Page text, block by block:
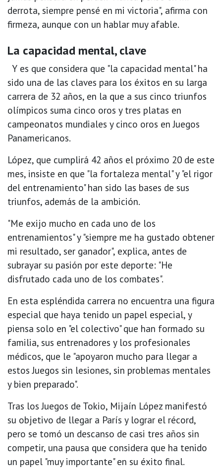
derrota, siempre pensé en mi victoria", afirma con
firmeza, aunque con un hablar muy afable.
La capacidad mental, clave
Y es que considera que "la capacidad mental" ha
sido una de las claves para los éxitos en su larga
carrera de 32 años, en la que a sus cinco triunfos
olímpicos suma cinco oros y tres platas en
campeonatos mundiales y cinco oros en Juegos
Panamericanos.
López, que cumplirá 42 años el próximo 20 de este
mes, insiste en que "la fortaleza mental" y "el rigor
del entrenamiento" han sido las bases de sus
triunfos, además de la ambición.
"Me exijo mucho en cada uno de los
entrenamientos" y "siempre me ha gustado obtener
mi resultado, ser ganador", explica, antes de
subrayar su pasión por este deporte: "He
disfrutado cada uno de los combates".
En esta espléndida carrera no encuentra una figura
especial que haya tenido un papel especial, y
piensa solo en "el colectivo" que han formado su
familia, sus entrenadores y los profesionales
médicos, que le "apoyaron mucho para llegar a
estos Juegos sin lesiones, sin problemas mentales
y bien preparado".
Tras los Juegos de Tokio, Mijaín López manifestó
su objetivo de llegar a París y lograr el récord,
pero se tomó un descanso de casi tres años sin
competir, una pausa que considera que ha tenido
un papel "muy importante" en su éxito final.